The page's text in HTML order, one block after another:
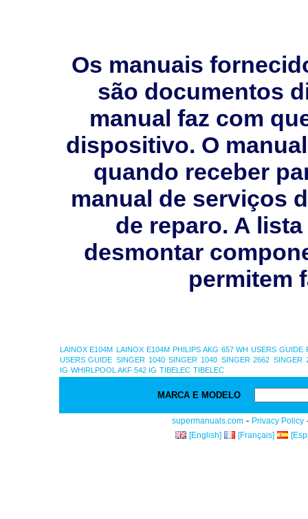
Os manuais
são documentos
manual faz com
dispositivo. O
quando receber
manual de serviços
de reparo. A
desmontar
permitem
LAINOX E104M LAINOX E104M PHILIPS AKG 657 WH USERS GUIDE
USERS GUIDE SINGER 1040 SINGER 1040 SINGER 2662 SINGER
IG WHIRLPOOL AKF 542 IG TIBELEC TIBELEC
MARCA E MODELO
supermanuals.com - Privacy Policy
[English] [Français]